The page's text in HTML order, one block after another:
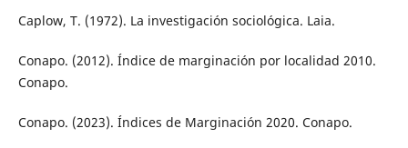
Caplow, T. (1972). La investigación sociológica. Laia.
Conapo. (2012). Índice de marginación por localidad 2010.
Conapo.
Conapo. (2023). Índices de Marginación 2020. Conapo.